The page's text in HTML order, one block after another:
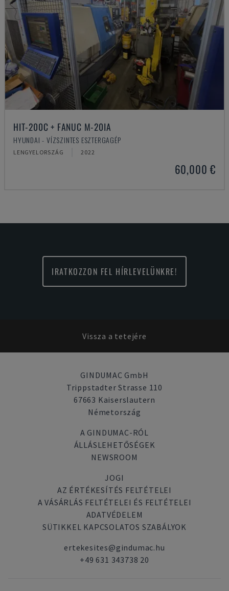
HIT-200C + FANUC M-20IA
HYUNDAI - VÍZSZINTES ESZTERGAGÉP
LENGYELORSZÁG 2022
60,000 €
IRATKOZZON FEL HÍRLEVELÜNKRE!
Vissza a tetejére
GINDUMAC GmbH
Trippstadter Strasse 110
67663 Kaiserslautern
Németország
A GINDUMAC-RÓL
ÁLLÁSLEHETŐSÉGEK
NEWSROOM
JOGI
AZ ÉRTÉKESÍTÉS FELTÉTELEI
A VÁSÁRLÁS FELTÉTELEI ÉS FELTÉTELEI
ADATVÉDELEM
SÜTIKKEL KAPCSOLATOS SZABÁLYOK
ertekesites@gindumac.hu
+49 631 343738 20